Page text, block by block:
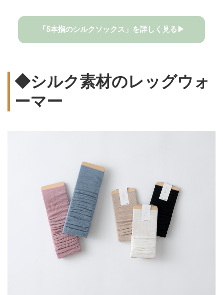
「5本指のシルクソックス」を詳しく見る▶
◆シルク素材のレッグウォ
ーマー